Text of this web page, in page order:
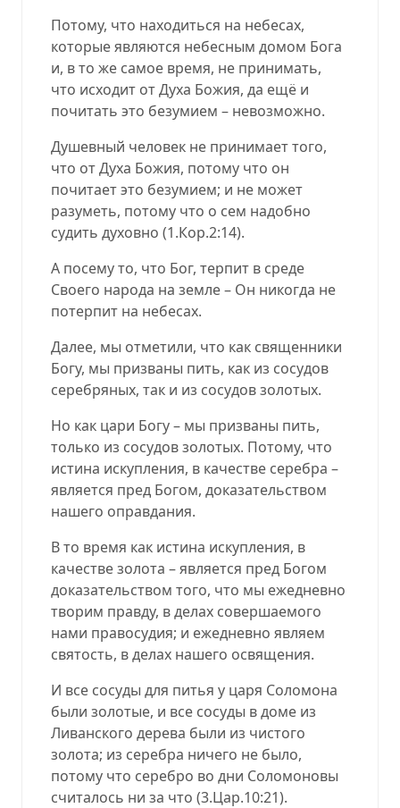
Потому, что находиться на небесах,
которые являются небесным домом Бога
и, в то же самое время, не принимать,
что исходит от Духа Божия, да ещё и
почитать это безумием – невозможно.
Душевный человек не принимает того,
что от Духа Божия, потому что он
почитает это безумием; и не может
разуметь, потому что о сем надобно
судить духовно (1.Кор.2:14).
А посему то, что Бог, терпит в среде
Своего народа на земле – Он никогда не
потерпит на небесах.
Далее, мы отметили, что как священники
Богу, мы призваны пить, как из сосудов
серебряных, так и из сосудов золотых.
Но как цари Богу – мы призваны пить,
только из сосудов золотых. Потому, что
истина искупления, в качестве серебра –
является пред Богом, доказательством
нашего оправдания.
В то время как истина искупления, в
качестве золота – является пред Богом
доказательством того, что мы ежедневно
творим правду, в делах совершаемого
нами правосудия; и ежедневно являем
святость, в делах нашего освящения.
И все сосуды для питья у царя Соломона
были золотые, и все сосуды в доме из
Ливанского дерева были из чистого
золота; из серебра ничего не было,
потому что серебро во дни Соломоновы
считалось ни за что (3.Цар.10:21).